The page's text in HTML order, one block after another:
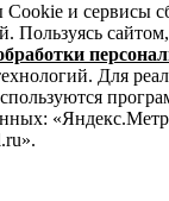
и сервисы
Пользуясь
Для